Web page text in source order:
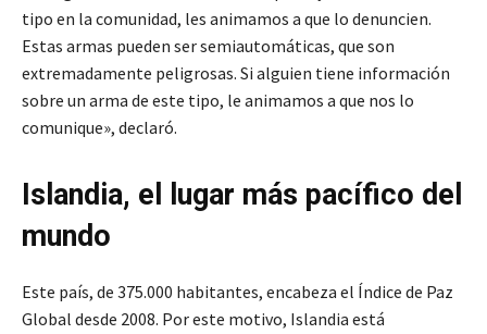
tipo en la comunidad, les animamos a que lo denuncien.
Estas armas pueden ser semiautomáticas, que son
extremadamente peligrosas. Si alguien tiene información
sobre un arma de este tipo, le animamos a que nos lo
comunique», declaró.
Islandia, el lugar más pacífico del
mundo
Este país, de 375.000 habitantes, encabeza el Índice de Paz
Global desde 2008. Por este motivo, Islandia está